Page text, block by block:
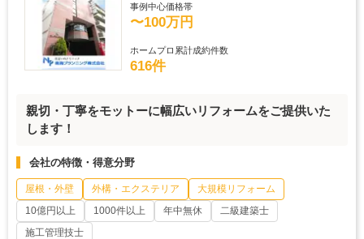
事例中心価格帯
〜100万円
ホームプロ累計成約件数
616件
親切・丁寧をモットーに幅広いリフォームをご提供いた
します！
会社の特徴・得意分野
屋根・外壁 外構・エクステリア
大規模リフォーム
10億円以上
1000件以上 年中無休
二級建築士
施工管理技士